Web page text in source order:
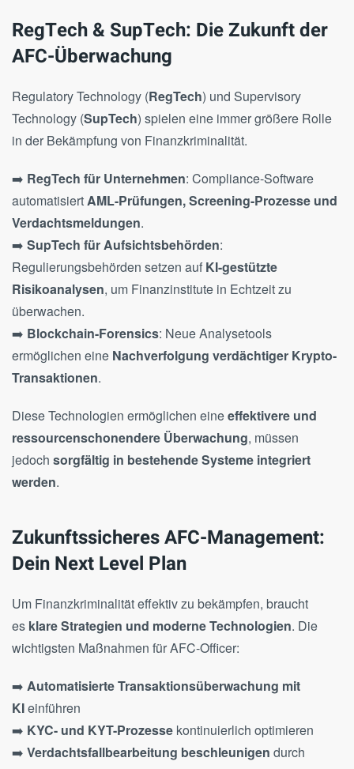
RegTech & SupTech: Die Zukunft der
AFC-Überwachung
Regulatory Technology (RegTech) und Supervisory
Technology (SupTech) spielen eine immer größere Rolle
in der Bekämpfung von Finanzkriminalität.
➡️ RegTech für Unternehmen: Compliance-Software
automatisiertAML-Prüfungen, Screening-Prozesse und
Verdachtsmeldungen.
➡️ SupTech für Aufsichtsbehörden:
Regulierungsbehörden setzen auf KI-gestützte
Risikoanalysen, um Finanzinstitute in Echtzeit zu
überwachen.
➡️ Blockchain-Forensics: Neue Analysetools
ermöglichen eine Nachverfolgung verdächtiger Krypto-
Transaktionen.
Diese Technologien ermöglichen eineeffektivere und
ressourcenschonendere Überwachung, müssen
jedoch sorgfältig in bestehende Systeme integriert
werden.
Zukunftssicheres AFC-Management:
Dein Next Level Plan
Um Finanzkriminalität effektiv zu bekämpfen, braucht
es klare Strategien und moderne Technologien. Die
wichtigsten Maßnahmen für AFC-Officer:
➡️ Automatisierte Transaktionsüberwachung mit
KIeinführen
➡️ KYC- und KYT-Prozesse kontinuierlich optimieren
➡️ Verdachtsfallbearbeitung beschleunigen durch